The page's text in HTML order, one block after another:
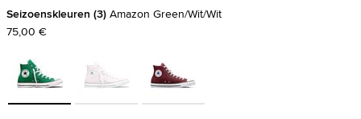
Seizoenskleuren 3 Amazon Green/Wit/Wit
75,00 €